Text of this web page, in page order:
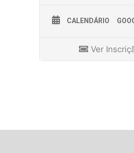
CALENDÁRIO
Ver